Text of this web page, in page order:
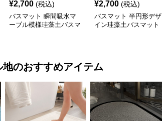
¥2,700 (税込)
バスマット 瞬間吸水マ
ーブル模様珪藻土バスマ
¥2,700 (税込)
バスマット 半円形デザ
イン珪藻土バスマット
地のおすすめアイテム